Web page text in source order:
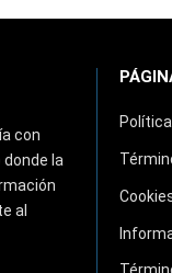
con
donde la
al